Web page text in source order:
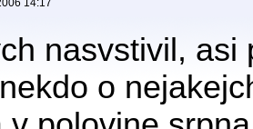
14:17
nasvstivil,
o